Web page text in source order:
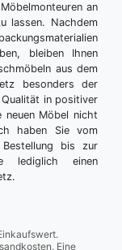
an
lassen. Nachdem
bleiben Ihnen
aus dem
besonders der
in positiver
neuen Möbel nicht
haben Sie vom
bis zur
lediglich einen
Eine